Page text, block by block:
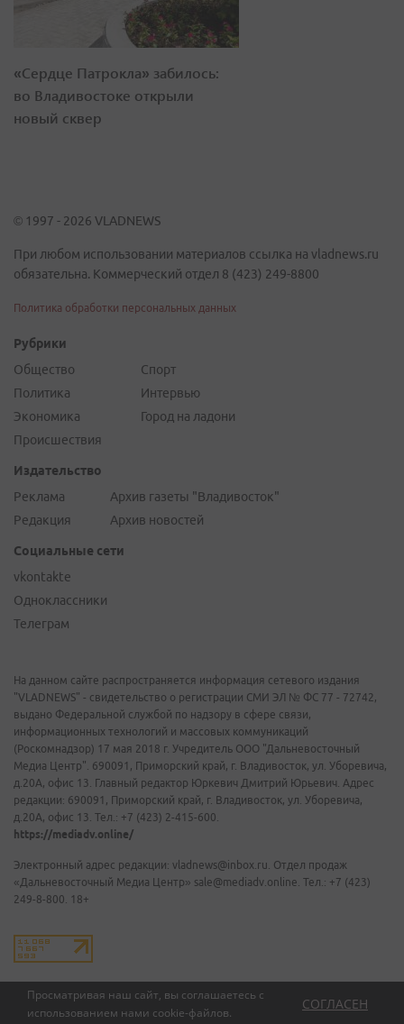
Просматривая наш сайт, вы соглашаетесь с
использованием нами cookie-файлов.
СОГЛАСЕН
«Сердце Патрокла» забилось:
во Владивостоке открыли
новый сквер
© 1997 - 2026 VLADNEWS
При любом использовании материалов ссылка на vladnews.ru
обязательна. Коммерческий отдел 8 (423) 249-8800
Политика обработки персональных данных
Рубрики
Общество
Политика
Экономика
Происшествия
Спорт
Интервью
Город на ладони
Издательство
Реклама
Редакция
Архив газеты "Владивосток"
Архив новостей
Социальные сети
vkontakte
Одноклассники
Телеграм
На данном сайте распространяется информация сетевого издания
"VLADNEWS" - свидетельство о регистрации СМИ ЭЛ № ФС 77 - 72742,
выдано Федеральной службой по надзору в сфере связи,
информационных технологий и массовых коммуникаций
(Роскомнадзор) 17 мая 2018 г. Учредитель ООО "Дальневосточный
Медиа Центр". 690091, Приморский край, г. Владивосток, ул. Уборевича,
д.20А, офис 13. Главный редактор Юркевич Дмитрий Юрьевич. Адрес
редакции: 690091, Приморский край, г. Владивосток, ул. Уборевича,
д.20А, офис 13. Тел.: +7 (423) 2-415-600.
https://mediadv.online/
Электронный адрес редакции: vladnews@inbox.ru. Отдел продаж
«Дальневосточный Медиа Центр» sale@mediadv.online. Тел.: +7 (423)
249-8-800. 18+